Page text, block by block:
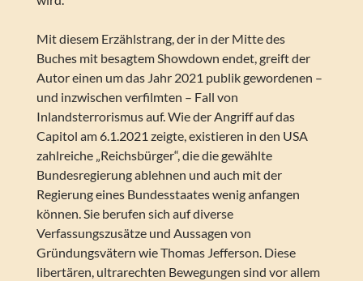
Mit diesem Erzählstrang, der in der Mitte des
Buches mit besagtem Showdown endet, greift der
Autor einen um das Jahr 2021 publik gewordenen –
und inzwischen verfilmten – Fall von
Inlandsterrorismus auf. Wie der Angriff auf das
Capitol am 6.1.2021 zeigte, existieren in den USA
zahlreiche „Reichsbürger“, die die gewählte
Bundesregierung ablehnen und auch mit der
Regierung eines Bundesstaates wenig anfangen
können. Sie berufen sich auf diverse
Verfassungszusätze und Aussagen von
Gründungsvätern wie Thomas Jefferson. Diese
libertären, ultrarechten Bewegungen sind vor allem